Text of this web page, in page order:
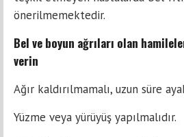
önerilmemektedir.
Bel ve boyun ağrıları olan
verin
Ağır kaldırılmamalı, uzun süre
Yüzme veya yürüyüş yapılmalıdır.